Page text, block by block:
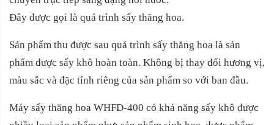
Đây được gọi là quá trình sấy thăng hoa.
Sản phẩm thu được sau quá trình sấy thăng hoa là sản
phẩm được sấy khô hoàn toàn. Không bị thay đổi hương vị,
màu sắc và đặc tính riêng của sản phẩm so với ban đầu.
Máy sấy thăng hoa WHFD-400 có khả năng sấy khô được